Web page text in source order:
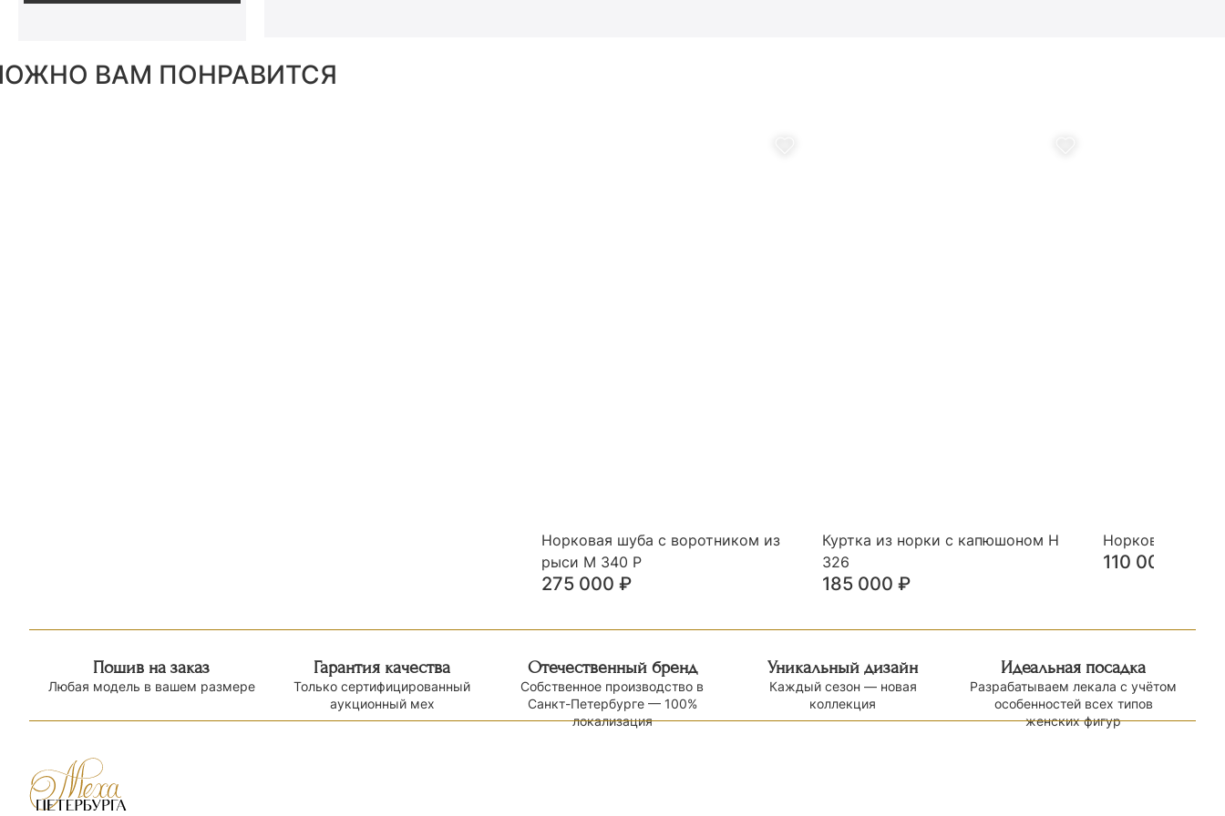
ВАМ ПОНРАВИТСЯ
Норковая шуба с воротником из
рыси М 340 Р
275 000 ₽
Куртка из норки с капюшоном Н
326
185 000 ₽
Норковый
110 000
Пошив на заказ
Любая модель в вашем размере
Гарантия качества
Только сертифицированный
аукционный мех
Отечественный бренд
Собственное производство в
Санкт-Петербурге — 100%
локализация
Уникальный дизайн
Каждый сезон — новая
коллекция
Идеальная посадка
Разрабатываем лекала с учётом
особенностей всех типов
женских фигур